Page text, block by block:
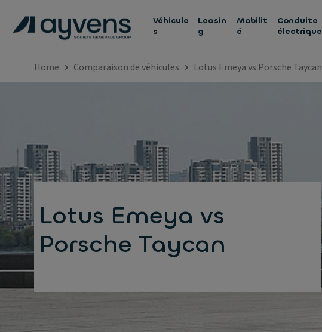
Véhicule
s
Leasin
g
Mobilit
é
Conduite
électrique
Home Comparaison de véhicules Lotus Emeya vs Porsche Taycan
Lotus Emeya vs
Porsche Taycan